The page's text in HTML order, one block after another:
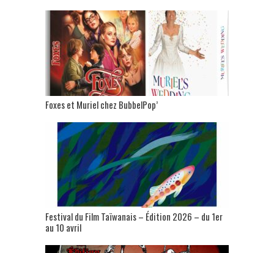
Foxes et Muriel chez BubbelPop’
Festival du Film Taïwanais – Édition 2026 – du 1er
au 10 avril